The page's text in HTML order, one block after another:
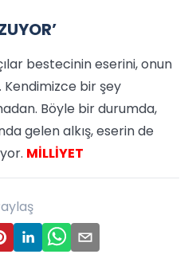
bestecinin eserini, onun
bir şey
Böyle bir durumda,
gelen alkış, eserin de
MİLLİYET